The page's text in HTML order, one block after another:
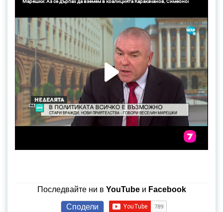
Последвайте ни в YouTubeи Facebook
Сподели